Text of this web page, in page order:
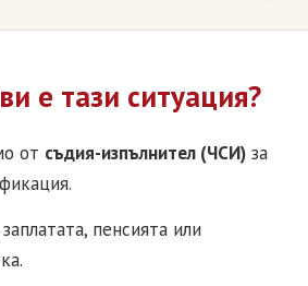
е тази ситуация?
от съдия-изпълнител (ЧСИ) за
пенсията или